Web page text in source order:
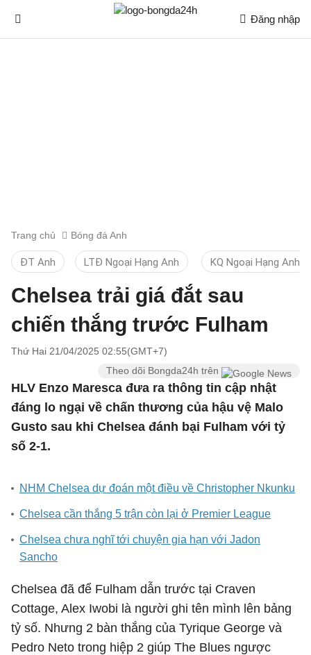
Đăng nhập
Trang chủ Bóng đá Anh
ĐT Anh LTĐ Ngoại Hạng Anh KQ Ngoại Hạng Anh
Chelsea trải giá đắt sau
chiến thắng trước Fulham
Thứ Hai 21/04/2025 02:55(GMT+7)
Theo dõi Bongda24h trên
HLV Enzo Maresca đưa ra thông tin cập nhật
đáng lo ngại về chấn thương của hậu vệ Malo
Gusto sau khi Chelsea đánh bại Fulham với tỷ
số 2-1.
NHM Chelsea dự đoán một điều về Christopher Nkunku
Chelsea cần thắng 5 trận còn lại ở Premier League
Chelsea chưa nghĩ tới chuyện gia hạn với Jadon
Sancho
Chelsea đã để Fulham dẫn trước tại Craven
Cottage, Alex Iwobi là người ghi tên mình lên bảng
tỷ số. Nhưng 2 bàn thắng của Tyrique George và
Pedro Neto trong hiệp 2 giúp The Blues ngược